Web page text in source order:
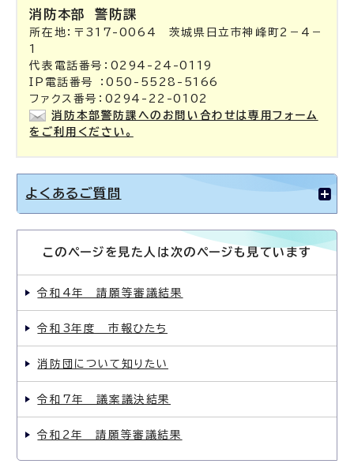
消防本部警防課
所在地：〒317-0064 茨城県日立市神峰町2－4－
1
代表電話番号：0294-24-0119
IP電話番号 ：050-5528-5166
ファクス番号：0294-22-0102
消防本部警防課へのお問い合わせは専用フォーム
をご利用ください。
よくあるご質問
このページを見た人は次のページも見ています
令和4年 請願等審議結果
令和3年度 市報ひたち
消防団について知りたい
令和7年 議案議決結果
令和2年 請願等審議結果